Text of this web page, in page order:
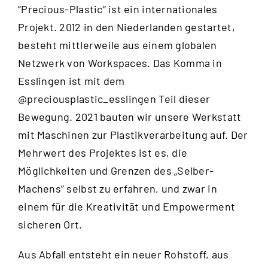
“Precious-Plastic“ ist ein internationales
Projekt. 2012 in den Niederlanden gestartet,
besteht mittlerweile aus einem globalen
Netzwerk von Workspaces. Das Komma in
Esslingen ist mit dem
@preciousplastic_esslingen Teil dieser
Bewegung. 2021 bauten wir unsere Werkstatt
mit Maschinen zur Plastikverarbeitung auf. Der
Mehrwert des Projektes ist es, die
Möglichkeiten und Grenzen des „Selber-
Machens“ selbst zu erfahren, und zwar in
einem für die Kreativität und Empowerment
sicheren Ort.
Aus Abfall entsteht ein neuer Rohstoff, aus